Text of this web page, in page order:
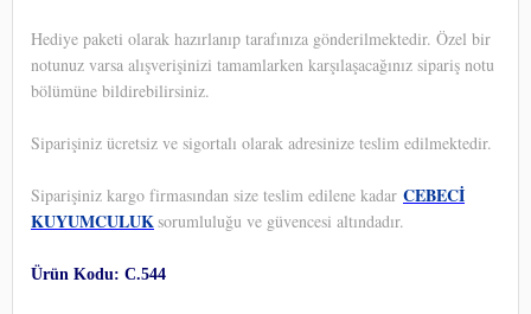
Hediye paketi olarak hazırlanıp tarafınıza gönderilmektedir. Özel bir
notunuz varsa alışverişinizi tamamlarken karşılaşacağınız sipariş notu
bölümüne bildirebilirsiniz.
Siparişiniz ücretsiz ve sigortalı olarak adresinize teslim edilmektedir.
Siparişiniz kargo firmasından size teslim edilene kadar CEBECİ
KUYUMCULUKsorumluluğu ve güvencesi altındadır.
Ürün Kodu: C.544